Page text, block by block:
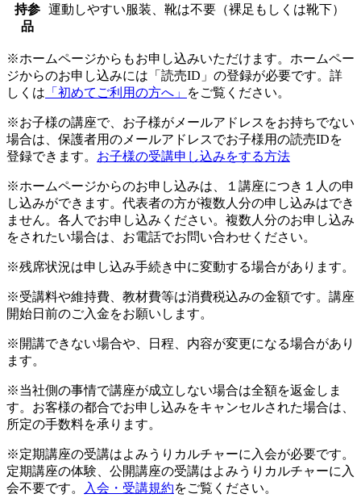
持参
品
運動しやすい服装、靴は不要（裸足もしくは靴下）
※ホームページからもお申し込みいただけます。ホームペー
ジからのお申し込みには「読売ID」の登録が必要です。詳
しくは 「初めてご利用の方へ」 をご覧ください。
※お子様の講座で、お子様がメールアドレスをお持ちでない
場合は、保護者用のメールアドレスでお子様用の読売IDを
登録できます。 お子様の受講申し込みをする方法
※ホームページからのお申し込みは、１講座につき１人の申
し込みができます。代表者の方が複数人分の申し込みはでき
ません。各人でお申し込みください。複数人分のお申し込み
をされたい場合は、お電話でお問い合わせください。
※残席状況は申し込み手続き中に変動する場合があります。
※受講料や維持費、教材費等は消費税込みの金額です。講座
開始日前のご入金をお願いします。
※開講できない場合や、日程、内容が変更になる場合があり
ます。
※当社側の事情で講座が成立しない場合は全額を返金しま
す。お客様の都合でお申し込みをキャンセルされた場合は、
所定の手数料を承ります。
※定期講座の受講はよみうりカルチャーに入会が必要です。
定期講座の体験、公開講座の受講はよみうりカルチャーに入
会不要です。
入会・受講規約をご覧ください。